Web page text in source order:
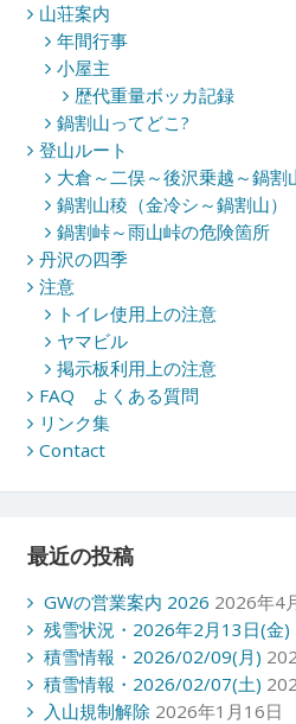
山荘案内
年間行事
小屋主
歴代重量ボッカ記録
鍋割山ってどこ?
登山ルート
大倉～二俣～後沢乗越～鍋割
鍋割山稜（金冷シ～鍋割山）
鍋割峠～雨山峠の危険箇所
丹沢の四季
注意
トイレ使用上の注意
ヤマビル
掲示板利用上の注意
FAQ よくある質問
リンク集
Contact
最近の投稿
GWの営業案内 2026 2026年4
残雪状況・2026年2月13日(金)
積雪情報・2026/02/09(月)
積雪情報・2026/02/07(土)
入山規制解除 2026年1月16日